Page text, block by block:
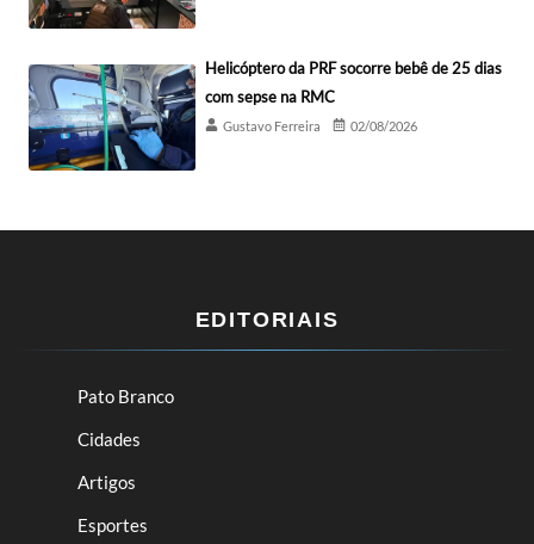
Helicóptero da PRF socorre bebê de 25 dias
com sepse na RMC
Gustavo Ferreira 02/08/2026
EDITORIAIS
Pato Branco
Cidades
Artigos
Esportes